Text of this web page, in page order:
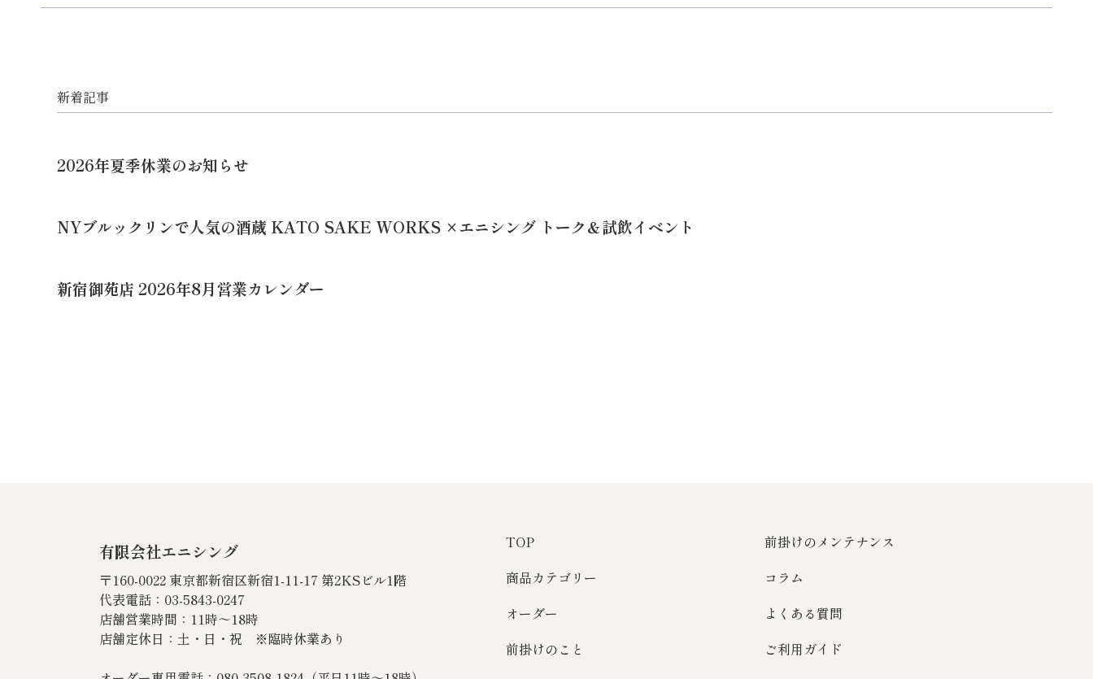
新着記事
2026年夏季休業のお知らせ
NYブルックリンで人気の酒蔵 KATO SAKE WORKS ×エニシング トーク＆試飲イベント
新宿御苑店 2026年8月営業カレンダー
有限会社エニシング
〒160-0022 東京都新宿区新宿1-11-17 第2KSビル1階
代表電話：03-5843-0247
店舗営業時間：11時～18時
店舗定休日：土・日・祝 ※臨時休業あり
TOP
商品カテゴリー
オーダー
前掛けのこと
前掛けのメンテナンス
コラム
よくある質問
ご利用ガイド